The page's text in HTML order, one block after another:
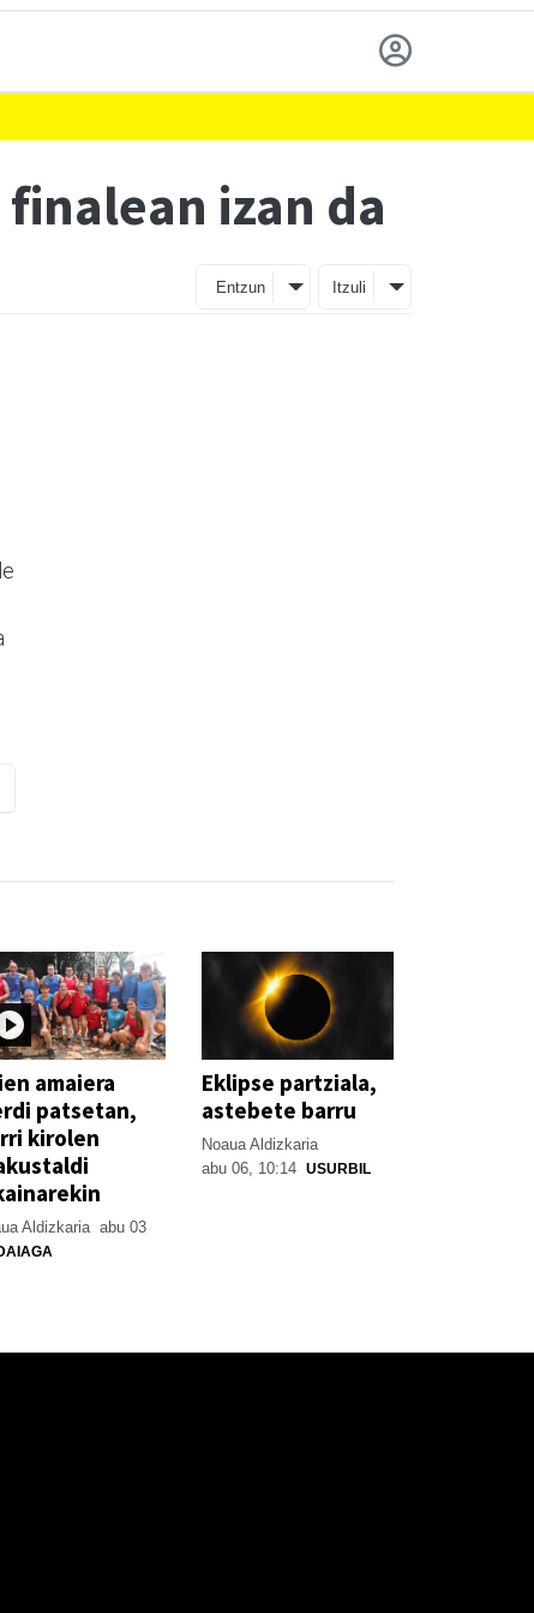
izan da
Entzun Itzuli
amaiera
patsetan,
kirolen
Aldizkaria abu 03
Eklipse partziala,
astebete barru
Noaua Aldizkaria
abu 06, 10:14 USURBIL